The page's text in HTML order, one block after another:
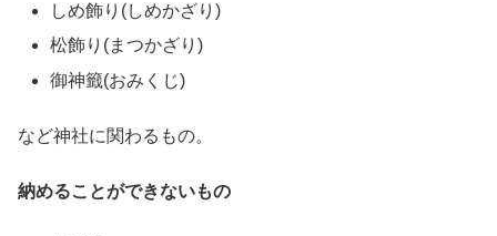
しめ飾り(しめかざり)
松飾り(まつかざり)
御神籤(おみくじ)
など神社に関わるもの。
納めることができないもの